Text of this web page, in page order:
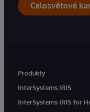
Celosvětové
Produkty
InterSystems IRIS
InterSystems IRIS for